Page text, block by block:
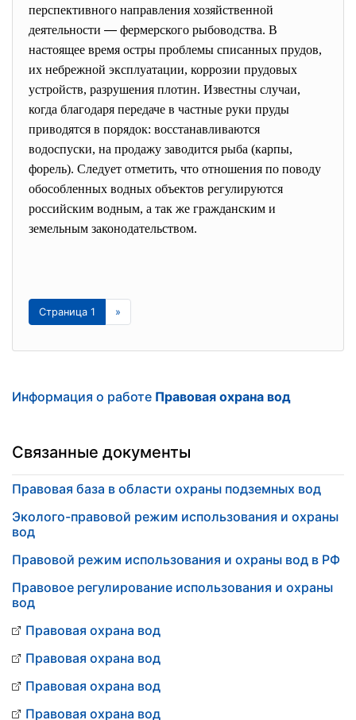
перспективного направления хозяйственной
деятельности — фермерского рыбоводства. В
настоящее время остры проблемы списанных прудов,
их небрежной эксплуатации, коррозии прудовых
устройств, разрушения плотин. Известны случаи,
когда благодаря передаче в частные руки пруды
приводятся в порядок: восстанавливаются
водоспуски, на продажу заводится рыба (карпы,
форель). Следует отметить, что отношения по поводу
обособленных водных объектов регулируются
российским водным, а так же гражданским и
земельным законодательством.
Страница 1 »
Информация о работе Правовая охрана вод
Связанные документы
Правовая база в области охраны подземных вод
Эколого-правовой режим использования и охраны
вод
Правовой режим использования и охраны вод в РФ
Правовое регулирование использования и охраны
вод
Правовая охрана вод
Правовая охрана вод
Правовая охрана вод
Правовая охрана вод